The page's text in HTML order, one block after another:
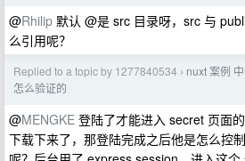
@Rhilip 默认 @是 src 目录呀，src 与
么引用呢？
Replied to a topic by 1277840534 › nuxt 案例
怎么验证的
@MENGKE 登陆了才能进入 secret 页面
下载下来了，那登陆完成之后他是怎么控